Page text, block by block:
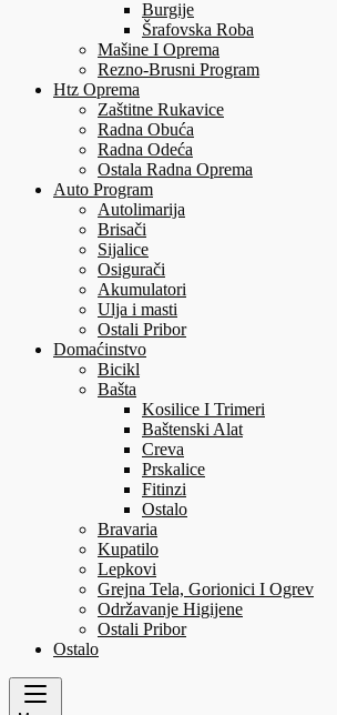
Burgije
Šrafovska Roba
Mašine I Oprema
Rezno-Brusni Program
Htz Oprema
Zaštitne Rukavice
Radna Obuća
Radna Odeća
Ostala Radna Oprema
Auto Program
Autolimarija
Brisači
Sijalice
Osigurači
Akumulatori
Ulja i masti
Ostali Pribor
Domaćinstvo
Bicikl
Bašta
Kosilice I Trimeri
Baštenski Alat
Creva
Prskalice
Fitinzi
Ostalo
Bravaria
Kupatilo
Lepkovi
Grejna Tela, Gorionici I Ogrev
Održavanje Higijene
Ostali Pribor
Ostalo